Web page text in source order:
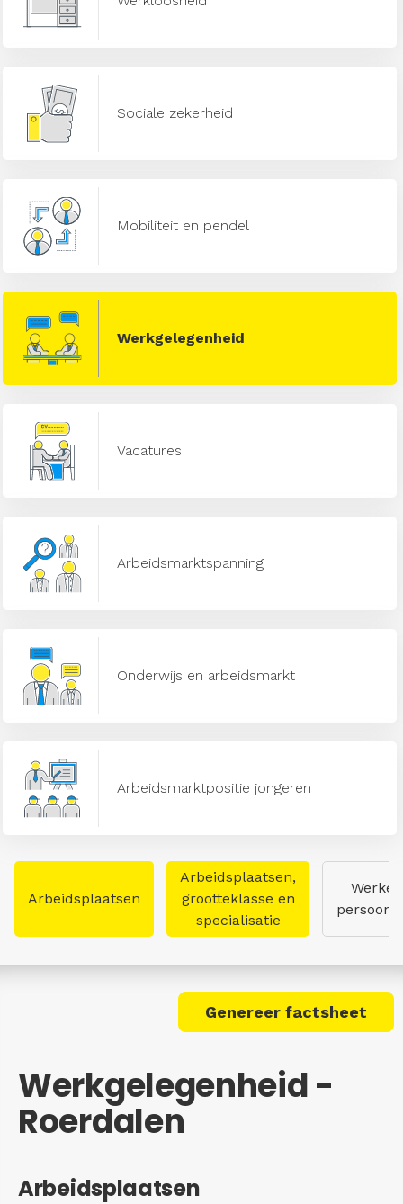
Sociale zekerheid
Mobiliteit en pendel
Werkgelegenheid
Vacatures
Arbeidsmarktspanning
Onderwijs en arbeidsmarkt
Arbeidsmarktpositie jongeren
Arbeidsplaatsen
Arbeidsplaatsen,
grootteklasse en
specialisatie
Genereer factsheet
Werkgelegenheid -
Roerdalen
Arbeidsplaatsen